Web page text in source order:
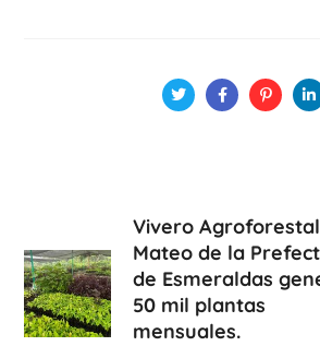
Vivero
Mateo de la
de Esmeraldas
50 mil plantas
mensuales.